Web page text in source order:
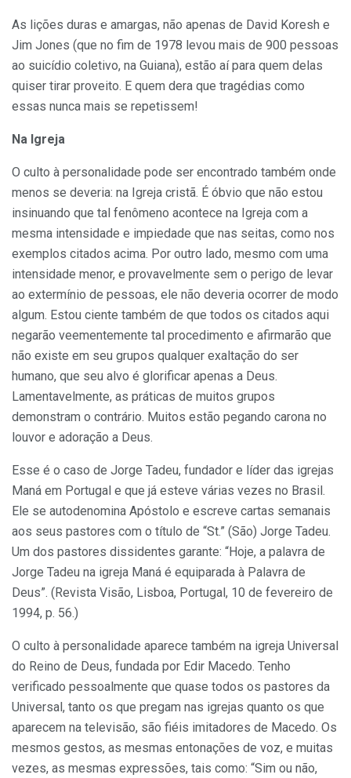
As lições duras e amargas, não apenas de David Koresh e
Jim Jones (que no fim de 1978 levou mais de 900 pessoas
ao suicídio coletivo, na Guiana), estão aí para quem delas
quiser tirar proveito. E quem dera que tragédias como
essas nunca mais se repetissem!
Na Igreja
O culto à personalidade pode ser encontrado também onde
menos se deveria: na Igreja cristã. É óbvio que não estou
insinuando que tal fenômeno acontece na Igreja com a
mesma intensidade e impiedade que nas seitas, como nos
exemplos citados acima. Por outro lado, mesmo com uma
intensidade menor, e provavelmente sem o perigo de levar
ao extermínio de pessoas, ele não deveria ocorrer de modo
algum. Estou ciente também de que todos os citados aqui
negarão veementemente tal procedimento e afirmarão que
não existe em seu grupos qualquer exaltação do ser
humano, que seu alvo é glorificar apenas a Deus.
Lamentavelmente, as práticas de muitos grupos
demonstram o contrário. Muitos estão pegando carona no
louvor e adoração a Deus.
Esse é o caso de Jorge Tadeu, fundador e líder das igrejas
Maná em Portugal e que já esteve várias vezes no Brasil.
Ele se autodenomina Apóstolo e escreve cartas semanais
aos seus pastores com o título de “St.” (São) Jorge Tadeu.
Um dos pastores dissidentes garante: “Hoje, a palavra de
Jorge Tadeu na igreja Maná é equiparada à Palavra de
Deus”. (Revista Visão, Lisboa, Portugal, 10 de fevereiro de
1994, p. 56.)
O culto à personalidade aparece também na igreja Universal
do Reino de Deus, fundada por Edir Macedo. Tenho
verificado pessoalmente que quase todos os pastores da
Universal, tanto os que pregam nas igrejas quanto os que
aparecem na televisão, são fiéis imitadores de Macedo. Os
mesmos gestos, as mesmas entonações de voz, e muitas
vezes, as mesmas expressões, tais como: “Sim ou não,